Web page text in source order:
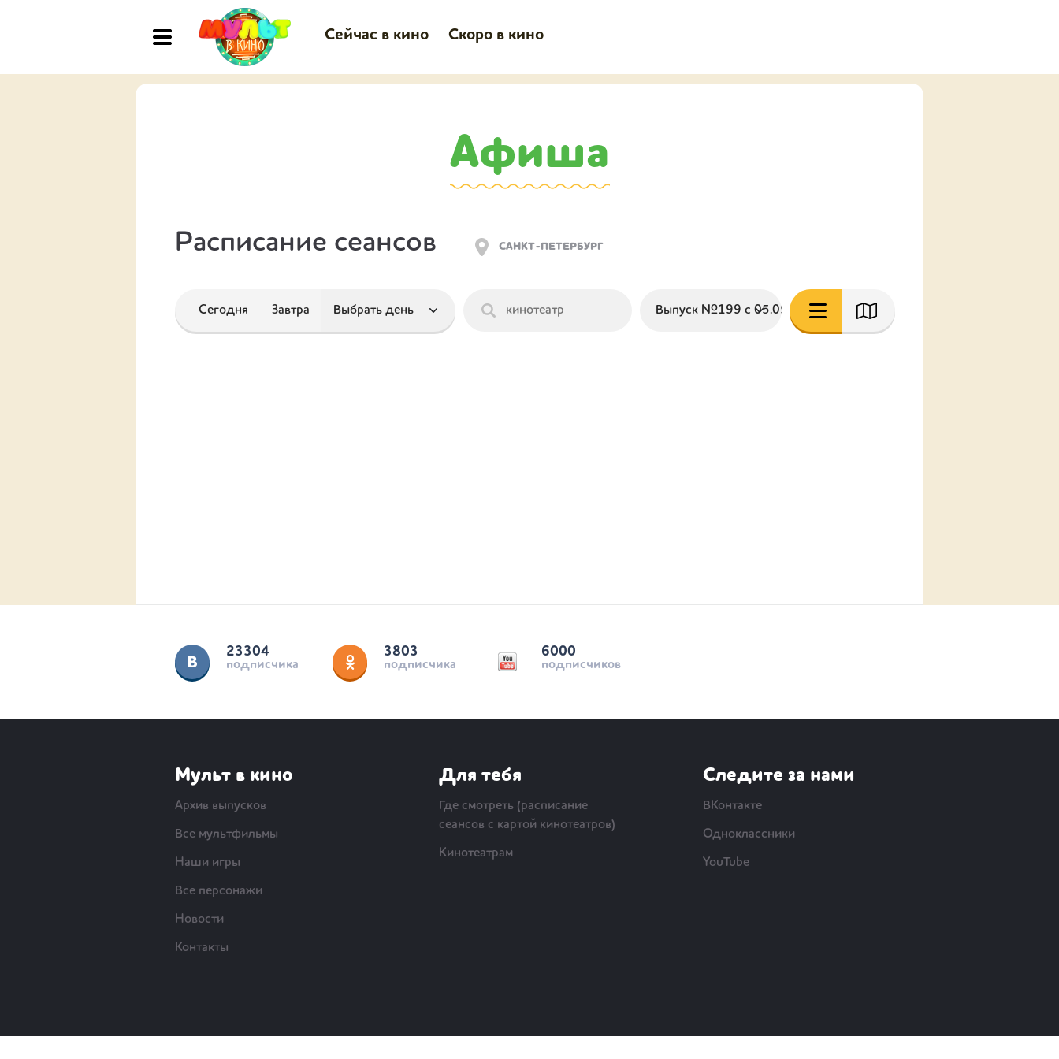
Сейчас в кино Скоро в кино
Афиша
Расписание сеансов
Сегодня Завтра
23304
подписчика
3803
подписчика
6000
подписчиков
Мульт в кино
Архив выпусков
Все мультфильмы
Наши игры
Все персонажи
Новости
Контакты
Для тебя
Где смотреть (расписание
сеансов с картой кинотеатров)
Кинотеатрам
Следите за нами
ВКонтакте
Одноклассники
YouTube